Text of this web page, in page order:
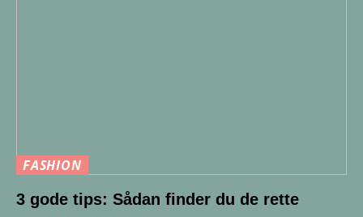
FASHION
3 gode tips: Sådan finder du de rette